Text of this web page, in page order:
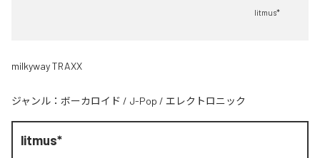
litmus*
milkyway TRAXX
ジャンル： ボーカロイド / J-Pop / エレクトロニック
litmus*